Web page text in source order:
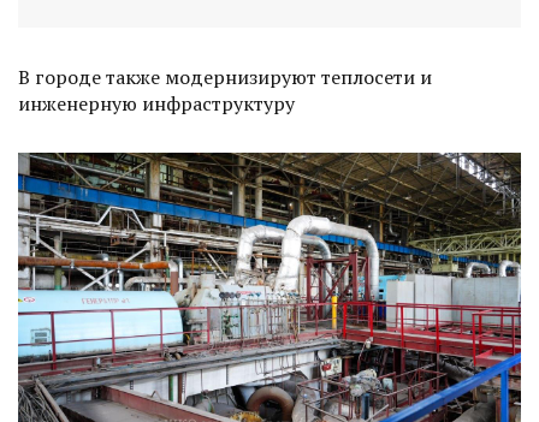
В городе также модернизируют теплосети и
инженерную инфраструктуру